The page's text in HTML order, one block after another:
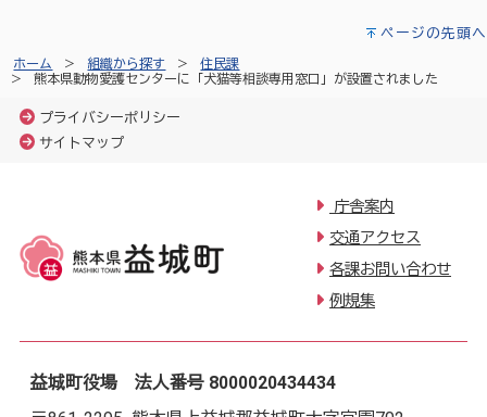
ページの先頭へ
ホーム 組織から探す
住民課
熊本県動物愛護センターに「犬猫等相談専用窓口」が設置されました
プライバシーポリシー
サイトマップ
庁舎案内
交通アクセス
各課お問い合わせ
例規集
益城町役場 法人番号 8000020434434